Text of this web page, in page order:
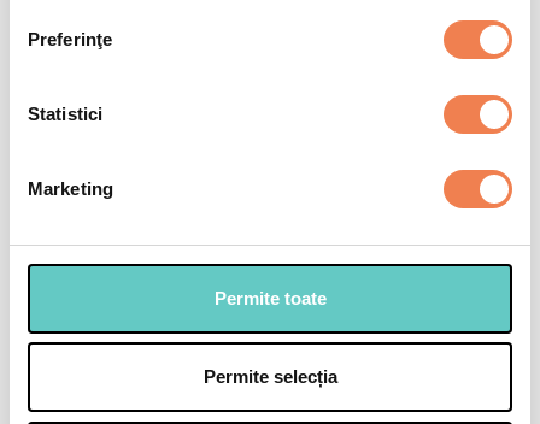
Preferinţe
Statistici
Marketing
Permite toate
Permite selecția
Selectează